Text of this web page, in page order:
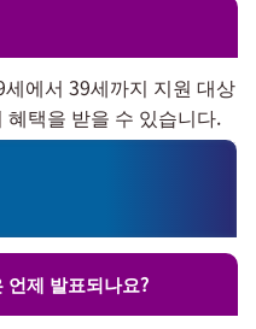
에서 39세까지 지원 대상
택을 받을 수 있습니다.
언제 발표되나요?